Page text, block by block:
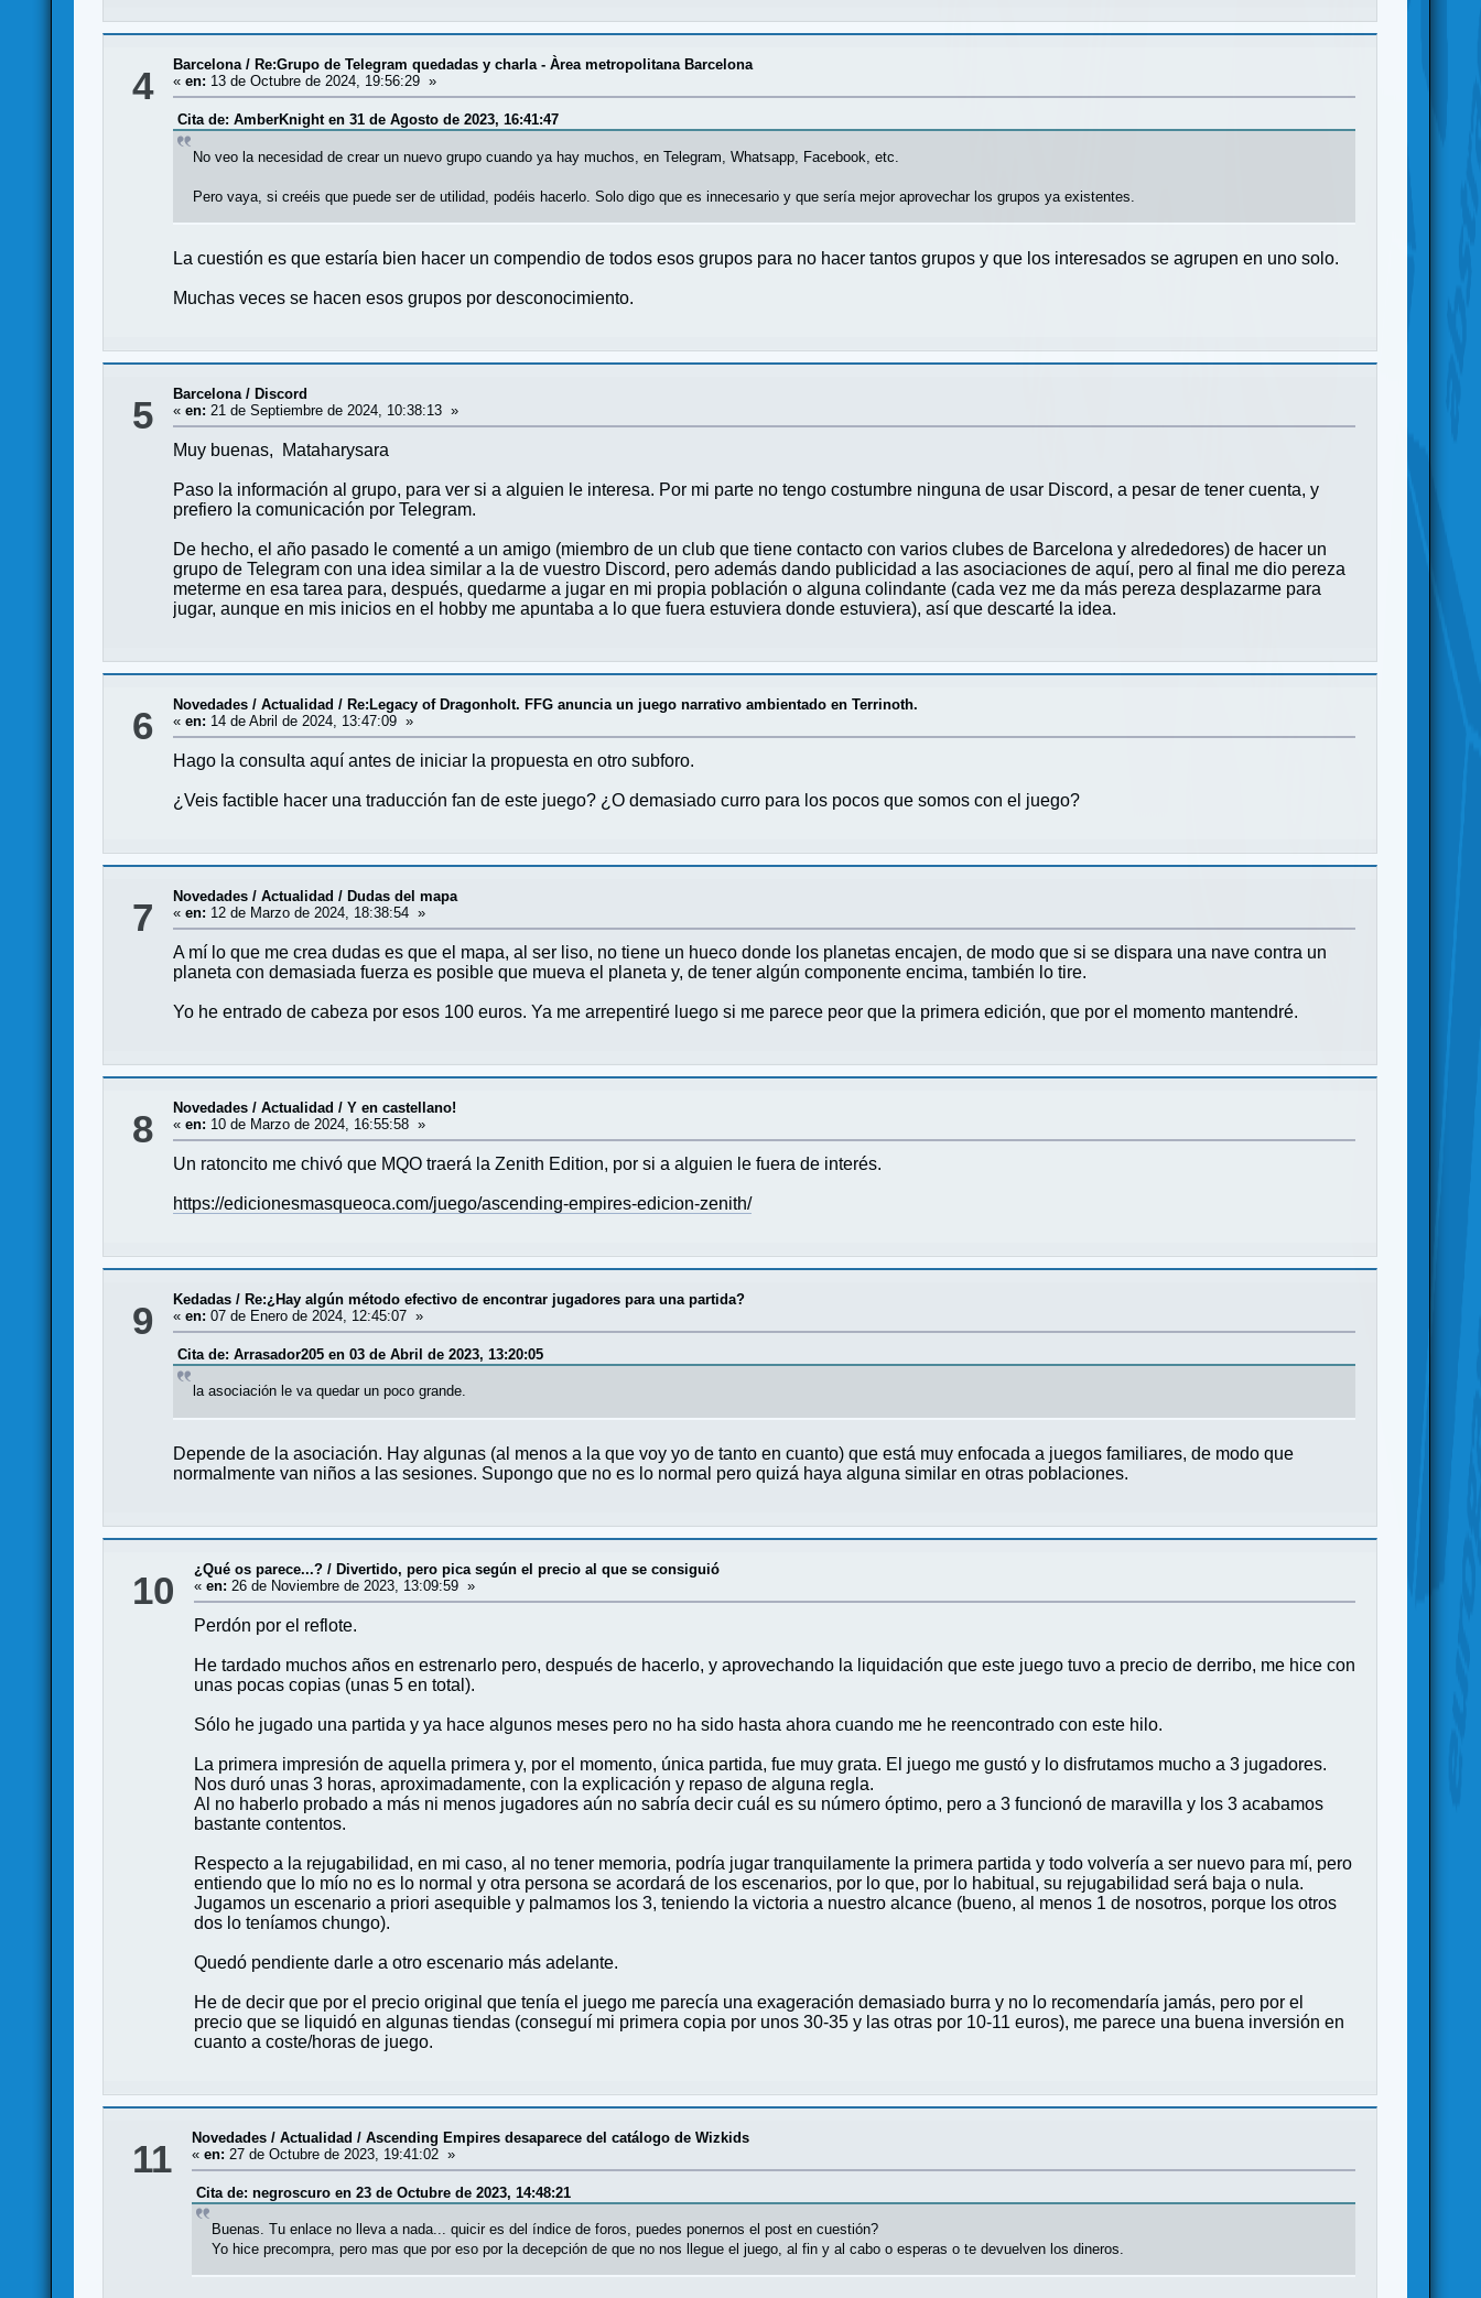
4 Barcelona/ Re:Grupo de Telegram quedadas y charla - Àrea metropolitana Barcelona
«en: 13 de Octubre de 2024, 19:56:29 »
Cita de: AmberKnight en 31 de Agosto de 2023, 16:41:47
No veo la necesidad de crear un nuevo grupo cuando ya hay muchos, en Telegram, Whatsapp, Facebook, etc.
Pero vaya, si creéis que puede ser de utilidad, podéis hacerlo. Solo digo que es innecesario y que sería mejor aprovechar los grupos ya existentes.
La cuestión es que estaría bien hacer un compendio de todos esos grupos para no hacer tantos grupos y que los interesados se agrupen en uno solo.
Muchas veces se hacen esos grupos por desconocimiento.
5 Barcelona / Discord
«en: 21 de Septiembre de 2024, 10:38:13 »
Muy buenas, Mataharysara
Paso la información al grupo, para ver si a alguien le interesa. Por mi parte no tengo costumbre ninguna de usar Discord, a pesar de tener cuenta, y
prefiero la comunicación por Telegram.
De hecho, el año pasado le comenté a un amigo (miembro de un club que tiene contacto con varios clubes de Barcelona y alrededores) de hacer un
grupo de Telegram con una idea similar a la de vuestro Discord, pero además dando publicidad a las asociaciones de aquí, pero al final me dio pereza
meterme en esa tarea para, después, quedarme a jugar en mi propia población o alguna colindante (cada vez me da más pereza desplazarme para
jugar, aunque en mis inicios en el hobby me apuntaba a lo que fuera estuviera donde estuviera), así que descarté la idea.
6 Novedades / Actualidad / Re:Legacy of Dragonholt. FFG anuncia un juego narrativo ambientado en Terrinoth.
«en: 14 de Abril de 2024, 13:47:09 »
Hago la consulta aquí antes de iniciar la propuesta en otro subforo.
¿Veis factible hacer una traducción fan de este juego? ¿O demasiado curro para los pocos que somos con el juego?
7 Novedades / Actualidad / Dudas del mapa
«en: 12 de Marzo de 2024, 18:38:54 »
A mí lo que me crea dudas es que el mapa, al ser liso, no tiene un hueco donde los planetas encajen, de modo que si se dispara una nave contra un
planeta con demasiada fuerza es posible que mueva el planeta y, de tener algún componente encima, también lo tire.
Yo he entrado de cabeza por esos 100 euros. Ya me arrepentiré luego si me parece peor que la primera edición, que por el momento mantendré.
8 Novedades / Actualidad /Y en castellano!
«en: 10 de Marzo de 2024, 16:55:58 »
Un ratoncito me chivó que MQO traerá la Zenith Edition, por si a alguien le fuera de interés.
https://edicionesmasqueoca.com/juego/ascending-empires-edicion-zenith/
9 Kedadas / Re:¿Hay algún método efectivo de encontrar jugadores para una partida?
«en: 07 de Enero de 2024, 12:45:07 »
Cita de: Arrasador205 en 03 de Abril de 2023, 13:20:05
la asociación le va quedar un poco grande.
Depende de la asociación. Hay algunas (al menos a la que voy yo de tanto en cuanto) que está muy enfocada a juegos familiares, de modo que
normalmente van niños a las sesiones. Supongo que no es lo normal pero quizá haya alguna similar en otras poblaciones.
10 ¿Qué os parece...? /Divertido, pero pica según el precio al que se consiguió
«en: 26 de Noviembre de 2023, 13:09:59 »
Perdón por el reflote.
He tardado muchos años en estrenarlo pero, después de hacerlo, y aprovechando la liquidación que este juego tuvo a precio de derribo, me hice con
unas pocas copias (unas 5 en total).
Sólo he jugado una partida y ya hace algunos meses pero no ha sido hasta ahora cuando me he reencontrado con este hilo.
La primera impresión de aquella primera y, por el momento, única partida, fue muy grata. El juego me gustó y lo disfrutamos mucho a 3 jugadores.
Nos duró unas 3 horas, aproximadamente, con la explicación y repaso de alguna regla.
Al no haberlo probado a más ni menos jugadores aún no sabría decir cuál es su número óptimo, pero a 3 funcionó de maravilla y los 3 acabamos
bastante contentos.
Respecto a la rejugabilidad, en mi caso, al no tener memoria, podría jugar tranquilamente la primera partida y todo volvería a ser nuevo para mí, pero
entiendo que lo mío no es lo normal y otra persona se acordará de los escenarios, por lo que, por lo habitual, su rejugabilidad será baja o nula.
Jugamos un escenario a priori asequible y palmamos los 3, teniendo la victoria a nuestro alcance (bueno, al menos 1 de nosotros, porque los otros
dos lo teníamos chungo).
Quedó pendiente darle a otro escenario más adelante.
He de decir que por el precio original que tenía el juego me parecía una exageración demasiado burra y no lo recomendaría jamás, pero por el
precio que se liquidó en algunas tiendas (conseguí mi primera copia por unos 30-35 y las otras por 10-11 euros), me parece una buena inversión en
cuanto a coste/horas de juego.
11 Novedades / Actualidad /Ascending Empires desaparece del catálogo de Wizkids
«en: 27 de Octubre de 2023, 19:41:02 »
Cita de: negroscuro en 23 de Octubre de 2023, 14:48:21
Buenas. Tu enlace no lleva a nada... quicir es del índice de foros, puedes ponernos el post en cuestión?
Yo hice precompra, pero mas que por eso por la decepción de que no nos llegue el juego, al fin y al cabo o esperas o te devuelven los dineros.